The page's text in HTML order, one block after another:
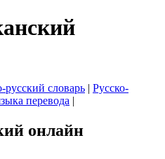
русский словарь | Русско-
перевода |
онлайн